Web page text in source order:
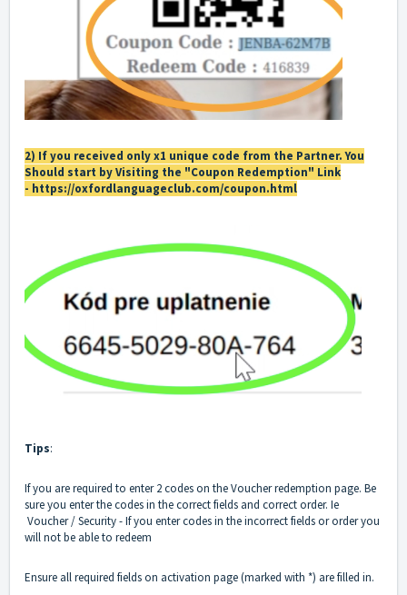
2) If you received only x1 unique code from the Partner. You
Should start by Visiting the "Coupon Redemption" Link
- https://oxfordlanguageclub.com/coupon.html
Tips:
If you are required to enter 2 codes on the Voucher redemption page. Be
sure you enter the codes in the correct fields and correct order. Ie
Voucher / Security - If you enter codes in the incorrect fields or order you
will not be able to redeem
Ensure all required fields on activation page (marked with *) are filled in.